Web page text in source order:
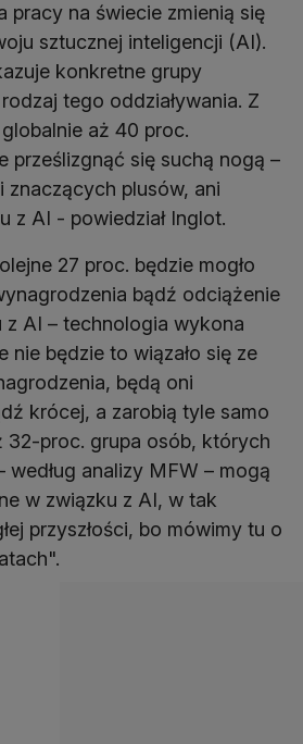
pracy na świecie zmienią się
sztucznej inteligencji (AI).
konkretne grupy
tego oddziaływania. Z
aż 40 proc.
prześlizgnąć się suchą nogą –
znaczących plusów, ani
z AI - powiedział Inglot.
27 proc. będzie mogło
bądź odciążenie
AI – technologia wykona
nie będzie to wiązało się ze
będą oni
krócej, a zarobią tyle samo
32-proc. grupa osób, których
według analizy MFW – mogą
w związku z AI, w tak
przyszłości, bo mówimy tu o